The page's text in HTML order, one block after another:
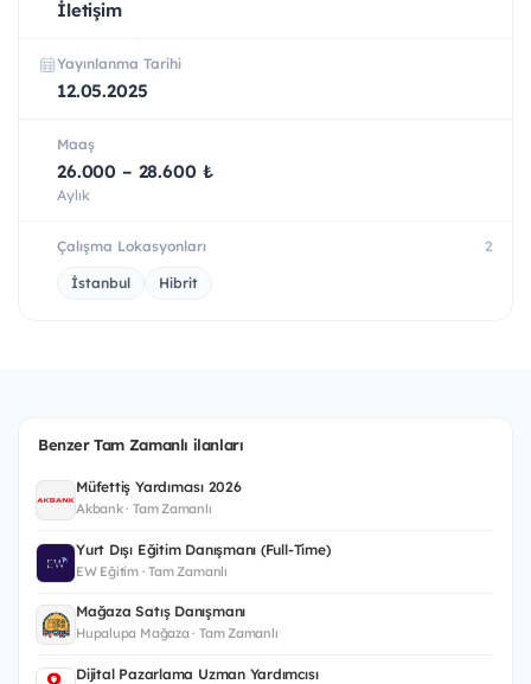
İletişim
Yayınlanma Tarihi
12.05.2025
Maaş
26.000 – 28.600 ₺
Aylık
Çalışma Lokasyonları 2
İstanbul Hibrit
Benzer Tam Zamanlı ilanları
Müfettiş Yardımcısı 2026
Akbank · Tam Zamanlı
Yurt Dışı Eğitim Danışmanı (Full-Time)
EW Eğitim · Tam Zamanlı
Mağaza Satış Danışmanı
Hupalupa Mağaza · Tam Zamanlı
Dijital Pazarlama Uzman Yardımcısı